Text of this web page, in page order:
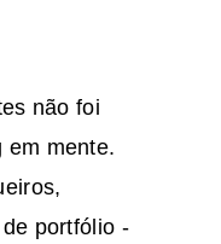
não foi
em mente.
portfólio -